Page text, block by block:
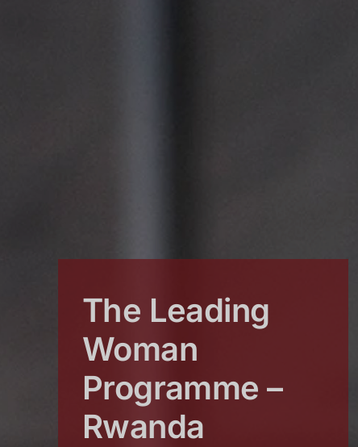
The Leading
Woman
Programme –
Rwanda